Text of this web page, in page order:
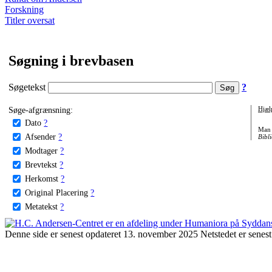
Forskning
Titler oversat
Søgning i brevbasen
Søgetekst ?
Søge-afgrænsning:
Dato ?
Afsender ?
Modtager ?
Brevtekst ?
Herkomst ?
Original Placering ?
Metatekst ?
Man
Denne side er senest opdateret 13. november 2025 Netstedet er